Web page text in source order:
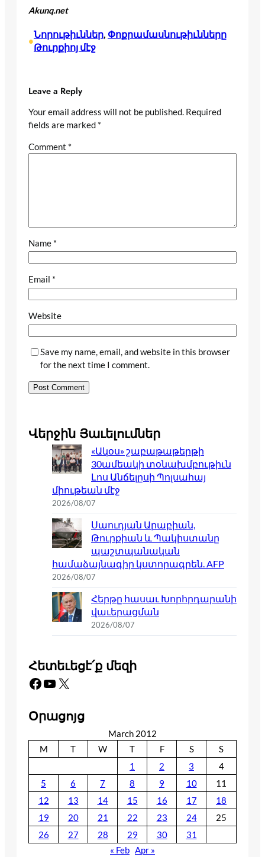
Akunq.net
•
Նորութիւններ, Փոքրամասնութիւնները
Թուրքիոյ մէջ
Leave a Reply
Your email address will not be published. Required
fields are marked *
Comment *
Name *
Email *
Website
Save my name, email, and website in this browser
for the next time I comment.
Վերջին Յաւելումներ
«Ակօս» շաբաթաթերթի
30ամեակի տօնախմբութիւն
Լոս Անճելըսի Պոլսահայ
միութեան մէջ
2026/08/07
Սաուդյան Արաբիան,
Թուրքիան և Պակիստանը
պաշտպանական
համաձայնագիր կստորագրեն. AFP
2026/08/07
Հերթը հասաւ Խորհրդարանի
վաւերացման
2026/08/07
Հետեւեցէ՛ք մեզի
Facebook YouTube X
Օրացոյց
March 2012
M
T W T F S
S
1
2 3
4
5
6 7 8 9 10
11
12
13 14 15 16 17
18
19
20 21 22 23 24
25
26
27 28 29 30
31
« Feb Apr »